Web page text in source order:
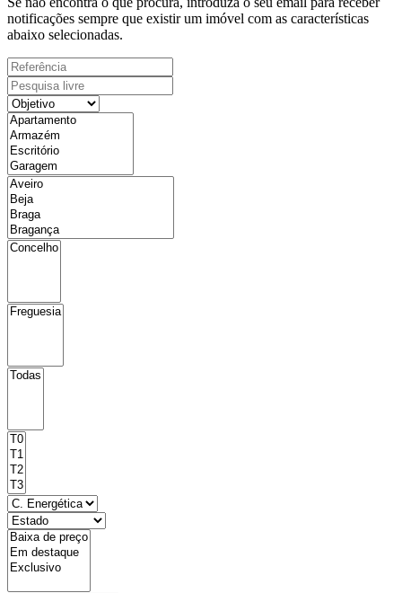
notificações sempre que existir um imóvel com as características
abaixo selecionadas.